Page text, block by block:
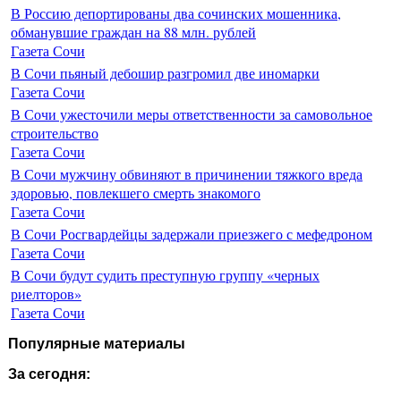
В Россию депортированы два сочинских мошенника,
обманувшие граждан на 88 млн. рублей
Газета Сочи
В Сочи пьяный дебошир разгромил две иномарки
Газета Сочи
В Сочи ужесточили меры ответственности за самовольное
строительство
Газета Сочи
В Сочи мужчину обвиняют в причинении тяжкого вреда
здоровью, повлекшего смерть знакомого
Газета Сочи
В Сочи Росгвардейцы задержали приезжего с мефедроном
Газета Сочи
В Сочи будут судить преступную группу «черных
риелторов»
Газета Сочи
Популярные материалы
За сегодня: